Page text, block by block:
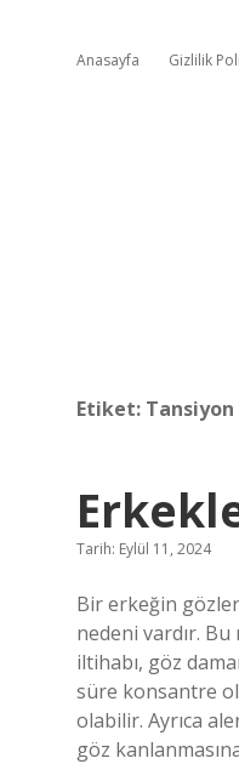
Anasayfa Gizlilik
Etiket:
Tarih: Eylül 11, 2024
Bir erkeğin
nedeni vardır.
iltihabı, göz
süre konsantre
olabilir. Ayrıca
göz